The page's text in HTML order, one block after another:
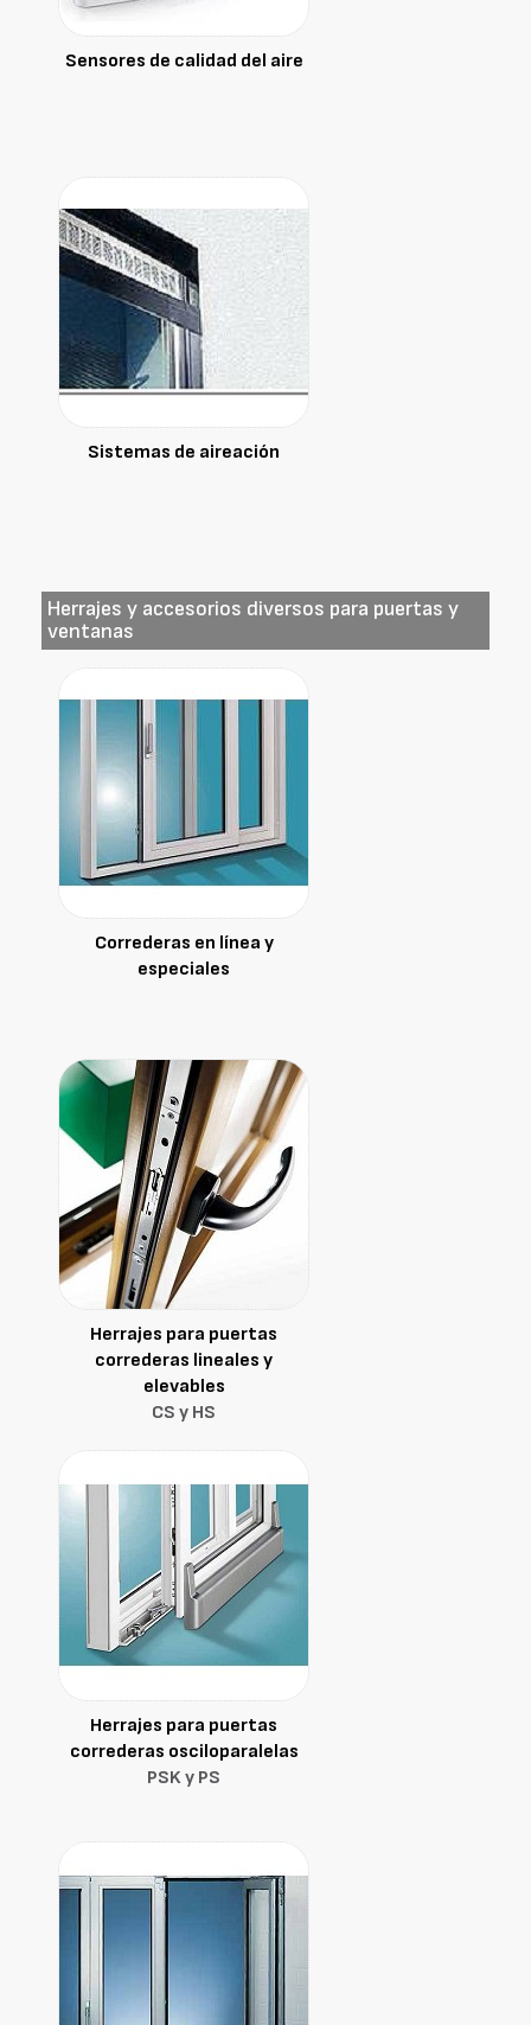
Sensores de calidad del aire
Sistemas de aireación
Herrajes y accesorios diversos para puertas y
ventanas
Correderas en línea y
especiales
Herrajes para puertas
correderas lineales y
elevables
CS y HS
Herrajes para puertas
correderas osciloparalelas
PSK y PS